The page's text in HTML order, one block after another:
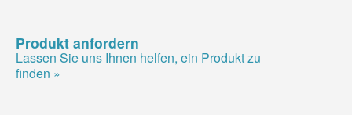
Produkt anfordern
Lassen Sie uns Ihnen helfen, ein Produkt zu
finden »